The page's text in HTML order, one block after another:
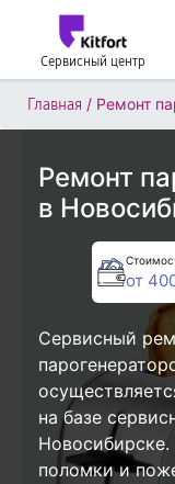
Сервисный центр
Главная / Ремонт
Ремонт
в
от
Сервисный
на базе
поломки и